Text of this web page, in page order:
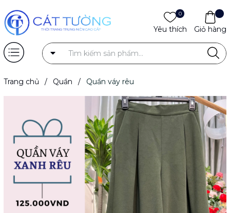
0
Yêu thích Giỏ hàng
Trang chủ / Quần / Quần váy rêu